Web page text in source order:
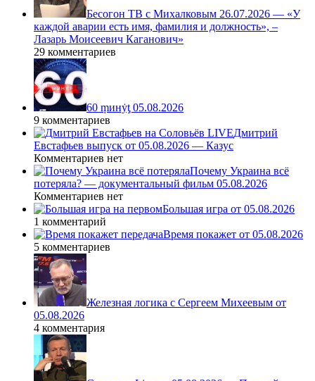
Бесогон ТВ с Михалковым 26.07.2026 — «У
каждой аварии есть имя, фамилия и должность», –
Лазарь Моисеевич Каганович»
29 комментариев
60 ṃинẏƫ 05.08.2026
9 комментариев
Дмитрий
Евстафьев выпуск от 05.08.2026 — Казус
Комментариев нет
Почему Украина всё
потеряла? — документальный фильм 05.08.2026
Комментариев нет
Большая игра от 05.08.2026
1 комментарий
Время покажет от 05.08.2026
5 комментариев
Железная логика с Сергеем Михеевым от
05.08.2026
4 комментария